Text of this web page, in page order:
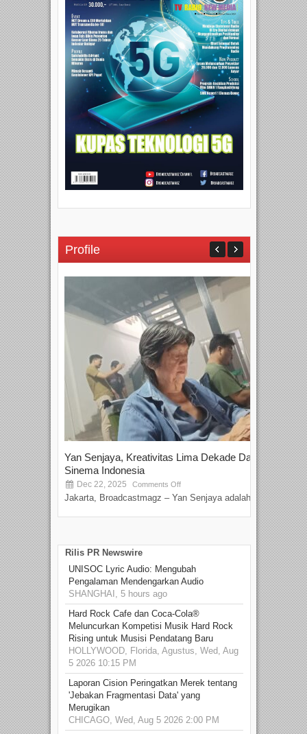
Profile
Yan Senjaya, Kreativitas Lima Dekade Dalam
Sinema Indonesia
Dec 22, 2025 Comments Off
Jakarta, Broadcastmagz – Yan Senjaya adalah...
Rilis PR Newswire
UNISOC Lyric Audio: Mengubah
Pengalaman Mendengarkan Audio
SHANGHAI, 5 hours ago
Hard Rock Cafe dan Coca-Cola®
Meluncurkan Kompetisi Musik Hard Rock
Rising untuk Musisi Pendatang Baru
HOLLYWOOD, Florida, Agustus, Wed, Aug
5 2026 10:15 PM
Laporan Cision Peringatkan Merek tentang
'Jebakan Fragmentasi Data' yang
Merugikan
CHICAGO, Wed, Aug 5 2026 2:00 PM